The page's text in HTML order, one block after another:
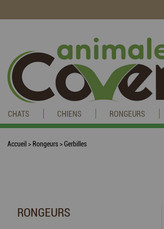
CHATS CHIENS RONGEURS
Accueil > Rongeurs>Gerbilles
RONGEURS